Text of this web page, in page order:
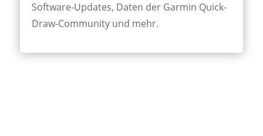
Soft­ware-Up­dates, Daten der Garmin Quick­
Draw-Commun­ity und mehr.